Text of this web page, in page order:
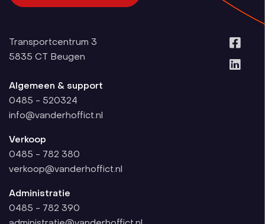
Transportcentrum 3
5835 CT
Beugen
Algemeen & support
0485 - 520324
info@vanderhoffict.nl
Verkoop
0485 - 782 380
verkoop@vanderhoffict.nl
Administratie
0485 - 782 390